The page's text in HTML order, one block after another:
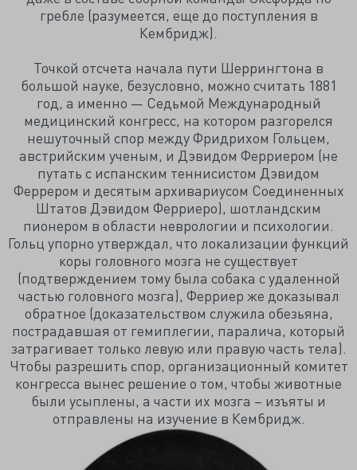
гребле (разумеется, еще до поступления в
Кембридж).
Точкой отсчета начала пути Шеррингтона в
большой науке, безусловно, можно считать 1881
год, а именно — Седьмой Международный
медицинский конгресс, на котором разгорелся
нешуточный спор между Фридрихом Гольцем,
австрийским ученым, и Дэвидом Ферриером (не
путать с испанским теннисистом Дэвидом
Феррером и десятым архивариусом Соединенных
Штатов Дэвидом Ферриеро), шотландским
пионером в области неврологии и психологии.
Гольц упорно утверждал, что локализации функций
коры головного мозга не существует
(подтверждением тому была собака с удаленной
частью головного мозга), Ферриер же доказывал
обратное (доказательством служила обезьяна,
пострадавшая от гемиплегии, паралича, который
затрагивает только левую или правую часть тела).
Чтобы разрешить спор, организационный комитет
конгресса вынес решение о том, чтобы животные
были усыплены, а части их мозга – изъяты и
отправлены на изучение в Кембридж.